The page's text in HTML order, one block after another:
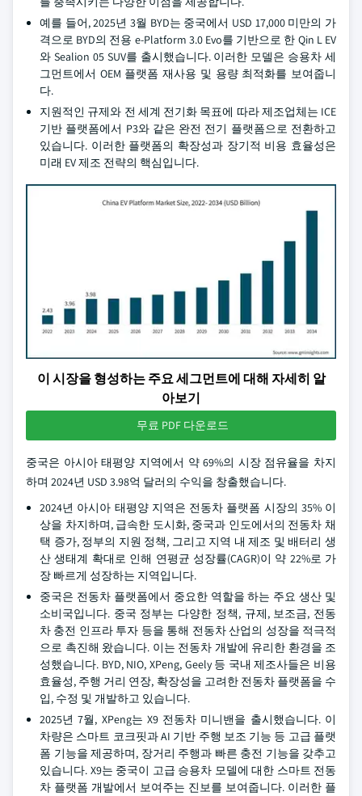
예를 들어, 2025년 3월 BYD는 중국에서 USD 17,000 미만의 가
격으로 BYD의 전용 e-Platform 3.0 Evo를 기반으로 한 Qin L EV
와 Sealion 05 SUV를 출시했습니다. 이러한 모델은 승용차 세
그먼트에서 OEM 플랫폼 재사용 및 용량 최적화를 보여줍니
다.
지원적인 규제와 전 세계 전기화 목표에 따라 제조업체는 ICE
기반 플랫폼에서 P3와 같은 완전 전기 플랫폼으로 전환하고
있습니다. 이러한 플랫폼의 확장성과 장기적 비용 효율성은
미래 EV 제조 전략의 핵심입니다.
이 시장을 형성하는 주요 세그먼트에 대해 자세히 알
아보기
무료 PDF 다운로드
중국은 아시아 태평양 지역에서 약 69%의 시장 점유율을 차지
하며 2024년 USD 3.98억 달러의 수익을 창출했습니다.
2024년 아시아 태평양 지역은 전동차 플랫폼 시장의 35% 이
상을 차지하며, 급속한 도시화, 중국과 인도에서의 전동차 채
택 증가, 정부의 지원 정책, 그리고 지역 내 제조 및 배터리 생
산 생태계 확대로 인해 연평균 성장률(CAGR)이 약 22%로 가
장 빠르게 성장하는 지역입니다.
중국은 전동차 플랫폼에서 중요한 역할을 하는 주요 생산 및
소비국입니다. 중국 정부는 다양한 정책, 규제, 보조금, 전동
차 충전 인프라 투자 등을 통해 전동차 산업의 성장을 적극적
으로 촉진해 왔습니다. 이는 전동차 개발에 유리한 환경을 조
성했습니다. BYD, NIO, XPeng, Geely 등 국내 제조사들은 비용
효율성, 주행 거리 연장, 확장성을 고려한 전동차 플랫폼을 수
입, 수정 및 개발하고 있습니다.
2025년 7월, XPeng는 X9 전동차 미니밴을 출시했습니다. 이
차량은 스마트 코크핏과 AI 기반 주행 보조 기능 등 고급 플랫
폼 기능을 제공하며, 장거리 주행과 빠른 충전 기능을 갖추고
있습니다. X9는 중국이 고급 승용차 모델에 대한 스마트 전동
차 플랫폼 개발에서 보여주는 진보를 보여줍니다. 이러한 플